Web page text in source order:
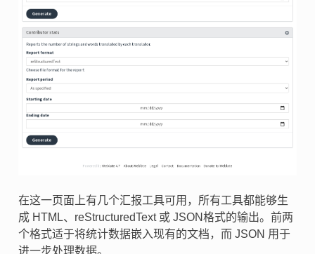
在这一页面上有几个汇报工具可用，所有工具都能够生
成 HTML、reStructuredText 或 JSON格式的输出。前两
个格式适于将统计数据嵌入现有的文档，而 JSON 用于
进一步处理数据。